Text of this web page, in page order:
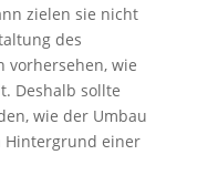
zielen sie nicht
des
vorhersehen, wie
Deshalb sollte
wie der Umbau
Hintergrund einer